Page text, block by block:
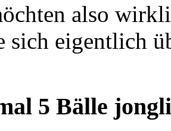
also
sich eigentlich
5 Bälle